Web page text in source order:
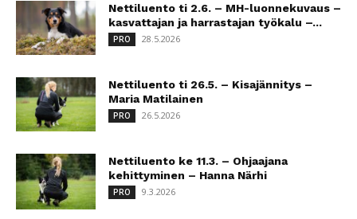
Nettiluento ti 2.6. – MH-luonnekuvaus –
kasvattajan ja harrastajan työkalu –...
PRO 28.5.2026
Nettiluento ti 26.5. – Kisajännitys –
Maria Matilainen
PRO 26.5.2026
Nettiluento ke 11.3. – Ohjaajana
kehittyminen – Hanna Närhi
PRO 9.3.2026